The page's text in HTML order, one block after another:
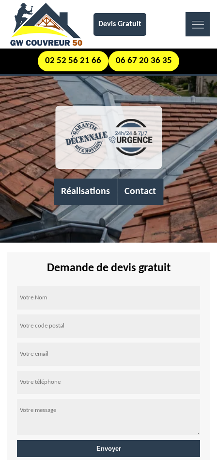
Devis Gratuit
02 52 56 21 66 06 67 20 36 35
Réalisations Contact
Demande de devis gratuit